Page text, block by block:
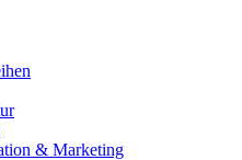
& Marketing